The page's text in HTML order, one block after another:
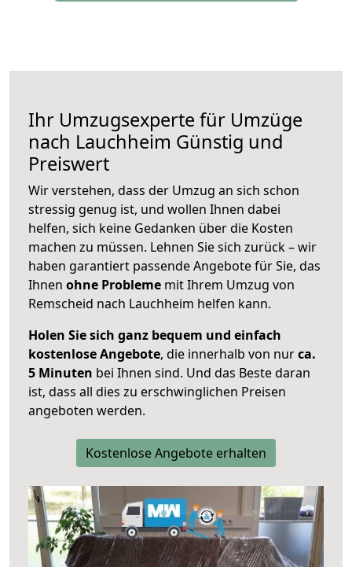
Ihr Umzugsexperte für Umzüge
nach Lauchheim Günstig und
Preiswert
Wir verstehen, dass der Umzug an sich schon
stressig genug ist, und wollen Ihnen dabei
helfen, sich keine Gedanken über die Kosten
machen zu müssen. Lehnen Sie sich zurück – wir
haben garantiert passende Angebote für Sie, das
Ihnen ohne Probleme mit Ihrem Umzug von
Remscheid nach Lauchheim helfen kann.
Holen Sie sich ganz bequem und einfach
kostenlose Angebote, die innerhalb von nurca.
5 Minuten bei Ihnen sind. Und das Beste daran
ist, dass all dies zu erschwinglichen Preisen
angeboten werden.
Kostenlose Angebote erhalten